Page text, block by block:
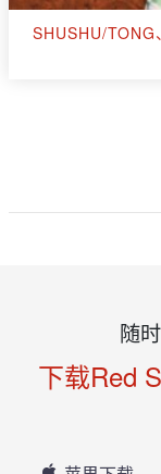
SHUSHU/
随
下载Red